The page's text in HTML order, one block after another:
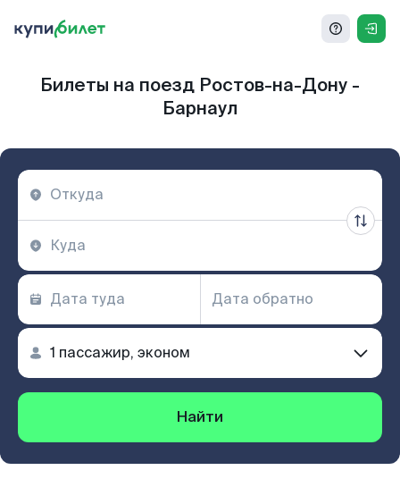
Билеты на поезд Ростов-на-Дону -
Барнаул
Найти